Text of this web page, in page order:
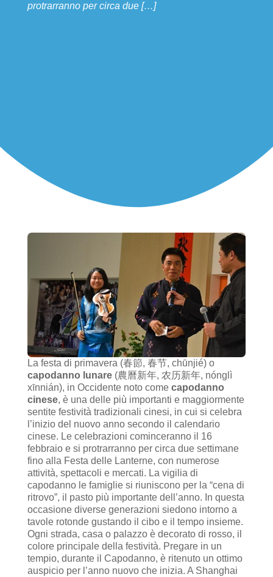
protrarranno per circa due […]
La festa di primavera (春節, 春节, chūnjié) o
capodanno lunare(農曆新年, 农历新年, nónglì
xīnnián), in Occidente noto come capodanno
cinese, è una delle più importanti e maggiormente
sentite festività tradizionali cinesi, in cui si celebra
l’inizio del nuovo anno secondo il calendario
cinese. Le celebrazioni cominceranno il 16
febbraio e si protrarranno per circa due settimane
fino alla Festa delle Lanterne, con numerose
attività, spettacoli e mercati. La vigilia di
capodanno le famiglie si riuniscono per la “cena di
ritrovo”, il pasto più importante dell’anno. In questa
occasione diverse generazioni siedono intorno a
tavole rotonde gustando il cibo e il tempo insieme.
Ogni strada, casa o palazzo è decorato di rosso, il
colore principale della festività. Pregare in un
tempio, durante il Capodanno, è ritenuto un ottimo
auspicio per l’anno nuovo che inizia. A Shanghai